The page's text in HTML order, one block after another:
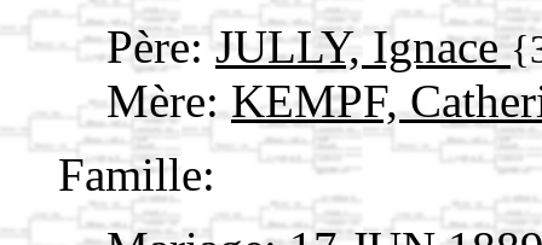
Père:JULLY, Ignace
Mère: KEMPF,
Famille: